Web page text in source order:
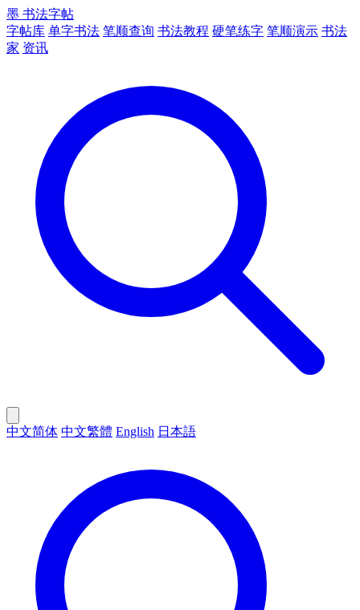
墨 书法字帖
字帖库 单字书法 笔顺查询 书法教程 硬笔练字 笔顺演示 书法
家 资讯
中文简体 中文繁體 English 日本語